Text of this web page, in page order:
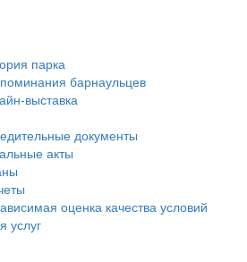
парка
барнаульцев
выставка
документы
акты
оценка качества условий
услуг